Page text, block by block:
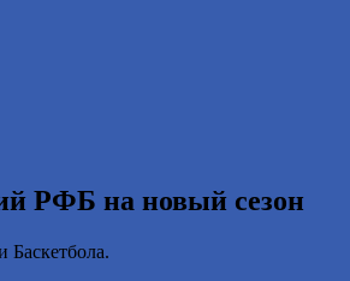
РФБ на новый сезон
Баскетбола.